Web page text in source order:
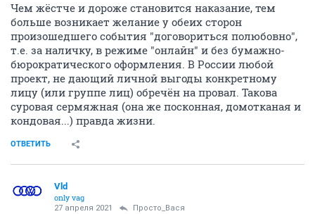
Чем жёстче и дороже становится наказание, тем
больше возникает желание у обеих сторон
произошедшего события "договориться полюбовно",
т.е. за наличку, в режиме "онлайн" и без бумажно-
бюрократического оформления. В России любой
проект, не дающий личной выгоды конкретному
лицу (или группе лиц) обречён на провал. Такова
суровая сермяжная (она же посконная, домотканая и
кондовая...) правда жизни.
ОТВЕТИТЬ
Vld
only vag
27 апреля 2021 Просто_Вася